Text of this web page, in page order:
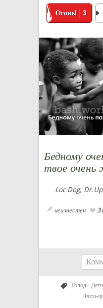
Огонь! 3
Бедному
твое очень
Loc Dog,
неизвестен 3
Голод Дети
Фото-